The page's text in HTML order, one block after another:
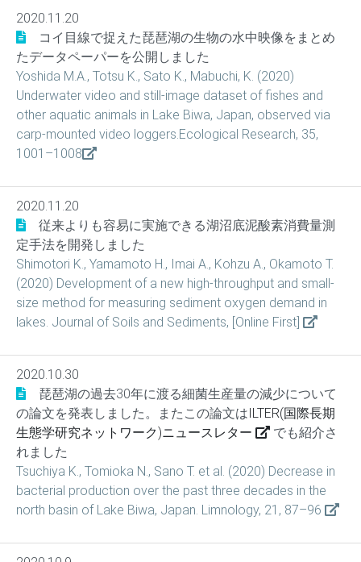
2020.11.20
コイ目線で捉えた琵琶湖の生物の水中映像をまとめ
たデータペーパーを公開しました
Yoshida M.A., Totsu K., Sato K., Mabuchi, K. (2020)
Underwater video and still-image dataset of fishes and
other aquatic animals in Lake Biwa, Japan, observed via
carp-mounted video loggers.Ecological Research, 35,
1001–1008
2020.11.20
従来よりも容易に実施できる湖沼底泥酸素消費量測
定手法を開発しました
Shimotori K., Yamamoto H., Imai A., Kohzu A., Okamoto T.
(2020) Development of a new high-throughput and small-
size method for measuring sediment oxygen demand in
lakes. Journal of Soils and Sediments, [Online First]
2020.10.30
琵琶湖の過去30年に渡る細菌生産量の減少について
の論文を発表しました。またこの論文は ILTER(国際長期
生態学研究ネットワーク)ニュースレター
でも紹介さ
れました
Tsuchiya K., Tomioka N., Sano T. et al. (2020) Decrease in
bacterial production over the past three decades in the
north basin of Lake Biwa, Japan. Limnology, 21, 87–96